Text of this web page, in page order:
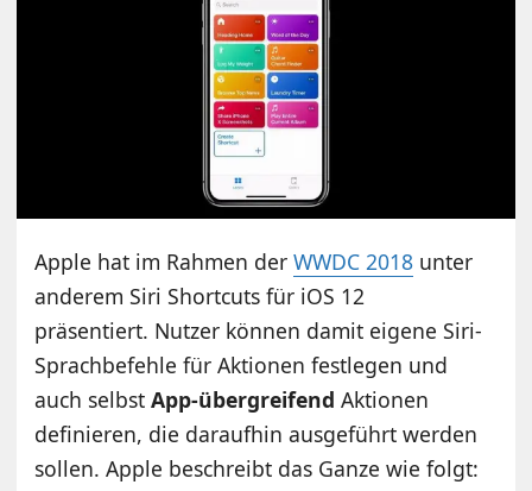
Apple hat im Rahmen derWWDC 2018 unter
anderem Siri Shortcuts für iOS 12
präsentiert. Nutzer können damit eigene Siri-
Sprachbefehle für Aktionen festlegen und
auch selbstApp-übergreifend Aktionen
definieren, die daraufhin ausgeführt werden
sollen. Apple beschreibt das Ganze wie folgt: